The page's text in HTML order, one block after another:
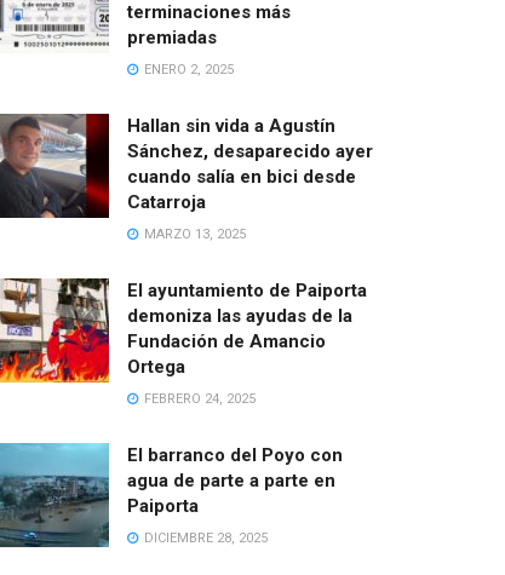
terminaciones más
premiadas
ENERO 2, 2025
Hallan sin vida a Agustín
Sánchez, desaparecido ayer
cuando salía en bici desde
Catarroja
MARZO 13, 2025
El ayuntamiento de Paiporta
demoniza las ayudas de la
Fundación de Amancio
Ortega
FEBRERO 24, 2025
El barranco del Poyo con
agua de parte a parte en
Paiporta
DICIEMBRE 28, 2025